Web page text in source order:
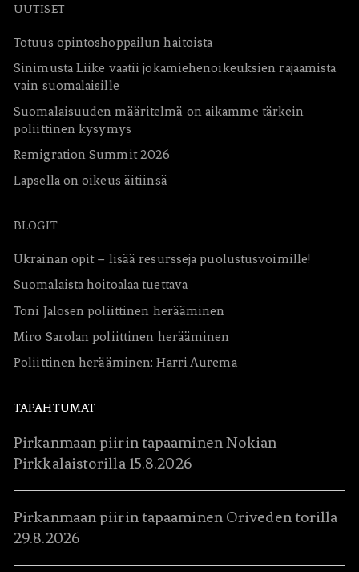
UUTISET
Totuus opintoshoppailun haitoista
Sinimusta Liike vaatii jokamiehenoikeuksien rajaamista
vain suomalaisille
Suomalaisuuden määritelmä on aikamme tärkein
poliittinen kysymys
Remigration Summit 2026
Lapsella on oikeus äitiinsä
BLOGIT
Ukrainan opit – lisää resursseja puolustusvoimille!
Suomalaista hoitoalaa tuettava
Toni Jalosen poliittinen herääminen
Miro Sarolan poliittinen herääminen
Poliittinen herääminen: Harri Aurema
TAPAHTUMAT
Pirkanmaan piirin tapaaminen Nokian
Pirkkalaistorilla 15.8.2026
Pirkanmaan piirin tapaaminen Oriveden torilla
29.8.2026